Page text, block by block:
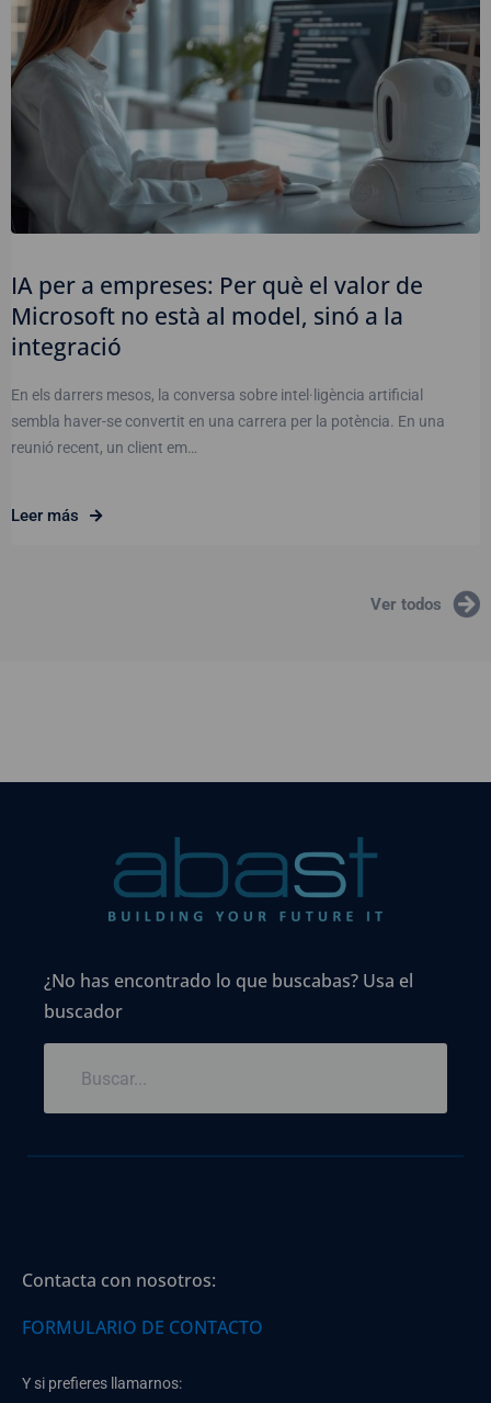
IA per a empreses: Per què el valor de
Microsoft no està al model, sinó a la
integració
En els darrers mesos, la conversa sobre intel·ligència artificial
sembla haver-se convertit en una carrera per la potència. En una
reunió recent, un client em…
Leer más
Ver todos
¿No has encontrado lo que buscabas? Usa el
buscador
Contacta con nosotros:
FORMULARIO DE CONTACTO
Y si prefieres llamarnos: